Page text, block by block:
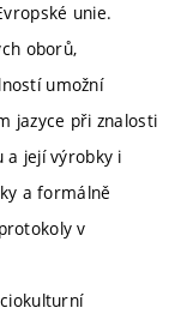
unie.
oborů,
umožní
jazyce při znalosti
a její výrobky i
a formálně
v